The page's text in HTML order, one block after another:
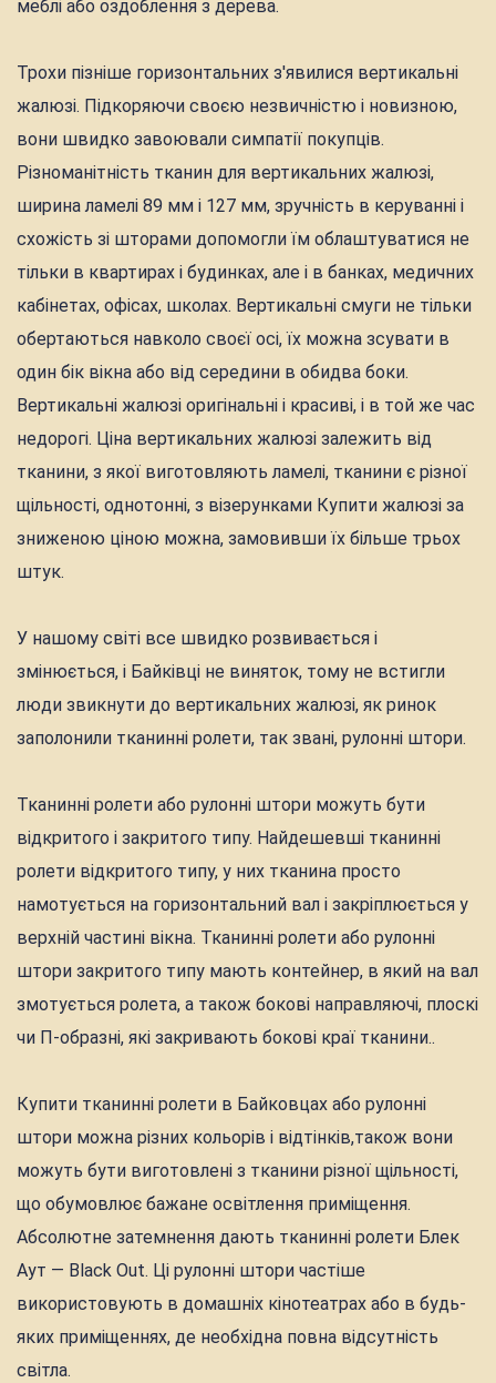
меблі або оздоблення з дерева.
Трохи пізніше горизонтальних з'явилися вертикальні
жалюзі. Підкоряючи своєю незвичністю і новизною,
вони швидко завоювали симпатії покупців.
Різноманітність тканин для вертикальних жалюзі,
ширина ламелі 89 мм і 127 мм, зручність в керуванні і
схожість зі шторами допомогли їм облаштуватися не
тільки в квартирах і будинках, але і в банках, медичних
кабінетах, офісах, школах. Вертикальні смуги не тільки
обертаються навколо своєї осі, їх можна зсувати в
один бік вікна або від середини в обидва боки.
Вертикальні жалюзі оригінальні і красиві, і в той же час
недорогі. Ціна вертикальних жалюзі залежить від
тканини, з якої виготовляють ламелі, тканини є різної
щільності, однотонні, з візерунками Купити жалюзі за
зниженою ціною можна, замовивши їх більше трьох
штук.
У нашому світі все швидко розвивається і
змінюється, і Байківці не виняток, тому не встигли
люди звикнути до вертикальних жалюзі, як ринок
заполонили тканинні ролети, так звані, рулонні штори.
Тканинні ролети або рулонні штори можуть бути
відкритого і закритого типу. Найдешевші тканинні
ролети відкритого типу, у них тканина просто
намотується на горизонтальний вал і закріплюється у
верхній частині вікна. Тканинні ролети або рулонні
штори закритого типу мають контейнер, в який на вал
змотується ролета, а також бокові направляючі, плоскі
чи П-образні, які закривають бокові краї тканини..
Купити тканинні ролети в Байковцах або рулонні
штори можна різних кольорів і відтінків,також вони
можуть бути виготовлені з тканини різної щільності,
що обумовлює бажане освітлення приміщення.
Абсолютне затемнення дають тканинні ролети Блек
Аут — Black Out. Ці рулонні штори частіше
використовують в домашніх кінотеатрах або в будь-
яких приміщеннях, де необхідна повна відсутність
світла.